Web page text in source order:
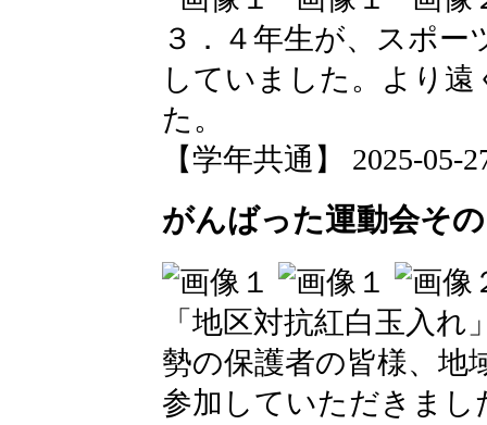
３．４年生が、スポ
していました。より
た。
【学年共通】 2025-05-
がんばった運動会そ
「地区対抗紅白玉入
勢の保護者の皆様、地
参加していただきまし